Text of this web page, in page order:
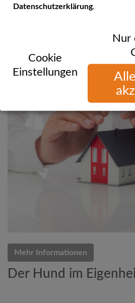
Mehr Informationen
Der Hund im
Datenschutzerklärung.
Cookie
Einstellungen
Nur